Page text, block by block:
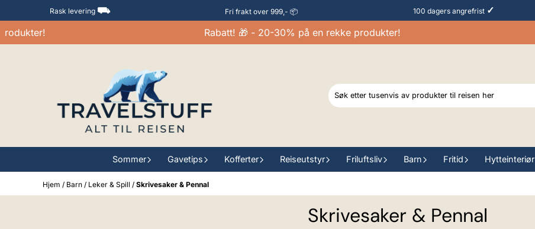
Hopp til innholdRask levering ⛟ Fri frakt over 999,- 📦 100 dagers angrefrist ✓
Rabatt! 🎁 - 20-30% på en rekke produkter!
Sommer Gavetips Kofferter Reiseutstyr Friluftsliv Barn Fritid Hytteinteriør
Hjem / Barn / Leker & Spill / Skrivesaker & Pennal
Skrivesaker & Pennal